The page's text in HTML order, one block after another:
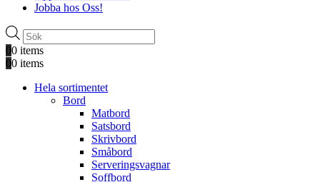
Jobba hos Oss!
Produktsökning
00 items
00 items
Hela sortimentet
Bord
Matbord
Satsbord
Skrivbord
Småbord
Serveringsvagnar
Soffbord